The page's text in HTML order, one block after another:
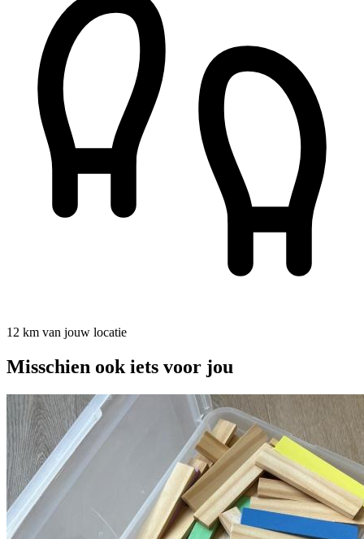
12 km van jouw locatie
Misschien ook iets voor jou